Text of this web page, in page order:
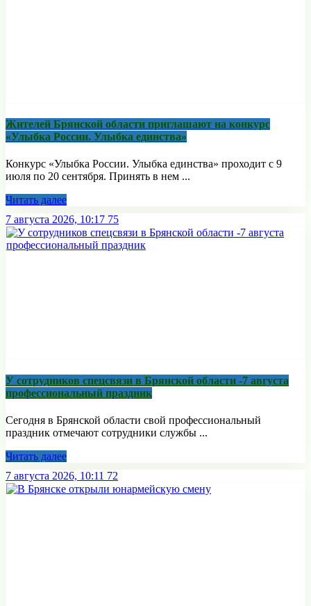
Жителей Брянской области приглашают на конкурс
«Улыбка России. Улыбка единства»
Конкурс «Улыбка России. Улыбка единства» проходит с 9
июля по 20 сентября. Принять в нем ...
Читать далее
7 августа 2026, 10:17 75
У сотрудников спецсвязи в Брянской области -7 августа
профессиональный праздник
Сегодня в Брянской области свой профессиональный
праздник отмечают сотрудники службы ...
Читать далее
7 августа 2026, 10:11 72